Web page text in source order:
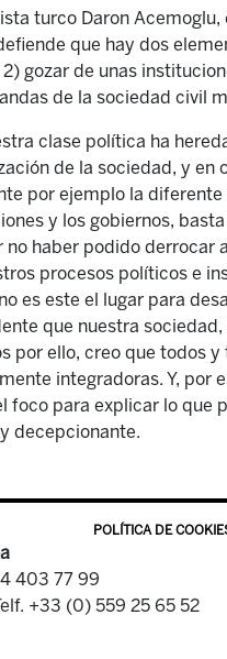
turco Daron
que hay dos
gozar de unas
de la sociedad civil
clase política ha
de la sociedad, y
por ejemplo la
y los gobiernos,
no haber podido derrocar
procesos políticos e
es este el lugar para
que nuestra
por ello, creo que todos
integradoras. Y, por
foco para explicar lo que
decepcionante.
POLÍTICA DE
403 77 99
+33 (0) 559 25 65 52